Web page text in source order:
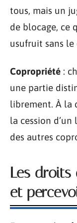
tous, mais un
de blocage, ce
usufruit sans le
Copropriété :
une partie
librement. À la
la cession d’un
des autres
Les droits
et